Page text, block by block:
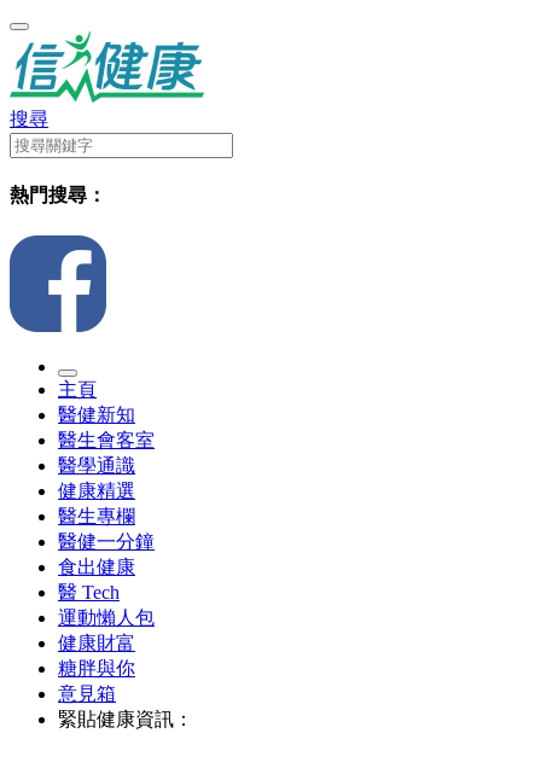
搜尋
熱門搜尋：
主頁
醫健新知
醫生會客室
醫學通識
健康精選
醫生專欄
醫健一分鐘
食出健康
醫 Tech
運動懶人包
健康財富
糖胖與你
意見箱
緊貼健康資訊：